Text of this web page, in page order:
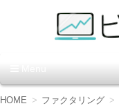
コ
HOME ファクタリング